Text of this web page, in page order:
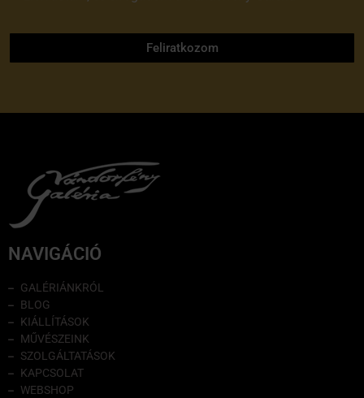
Feliratkozom
NAVIGÁCIÓ
GALÉRIÁNKRÓL
BLOG
KIÁLLÍTÁSOK
MŰVÉSZEINK
SZOLGÁLTATÁSOK
KAPCSOLAT
WEBSHOP